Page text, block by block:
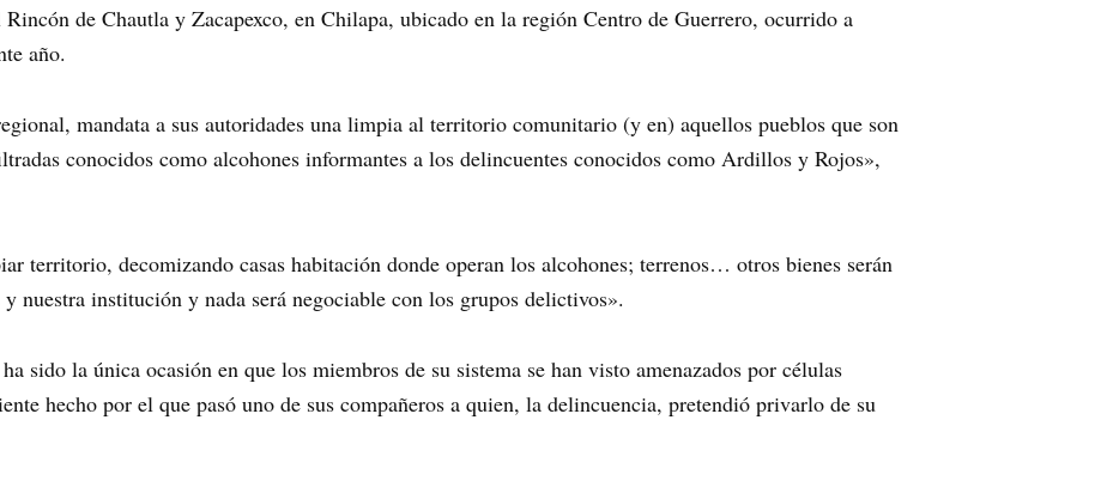
de Chautla y Zacapexco, en Chilapa, ubicado en la región Centro de Guerrero, ocurrido a
año.
mandata a sus autoridades una limpia al territorio comunitario (y en) aquellos pueblos que son
conocidos como alcohones informantes a los delincuentes conocidos como Ardillos y Rojos»,
territorio, decomizando casas habitación donde operan los alcohones; terrenos… otros bienes serán
nuestra institución y nada será negociable con los grupos delictivos».
sido la única ocasión en que los miembros de su sistema se han visto amenazados por células
hecho por el que pasó uno de sus compañeros a quien, la delincuencia, pretendió privarlo de su